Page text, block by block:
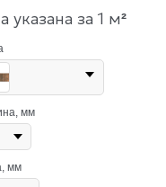
указана за 1 м²
мм
мм